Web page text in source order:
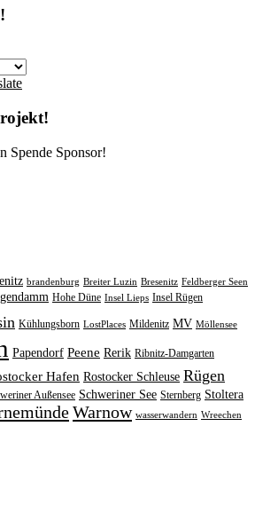
Spende Sponsor!
brandenburg Breiter Luzin Bresenitz Feldberger Seen
Hohe Düne Insel Lieps Insel Rügen
Kühlungsborn LostPlaces Mildenitz MV Möllensee
Papendorf Peene Rerik Ribnitz-Damgarten
Hafen Rostocker Schleuse Rügen
Außensee Schweriner See Sternberg Stoltera
Warnow wasserwandern Wreechen